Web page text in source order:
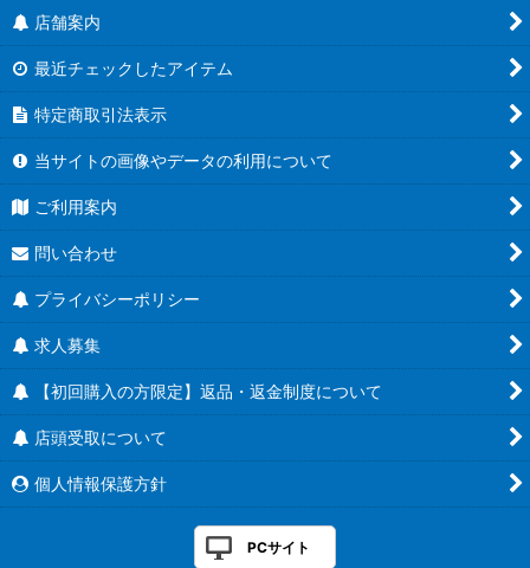
店舗案内
最近チェックしたアイテム
特定商取引法表示
当サイトの画像やデータの利用について
ご利用案内
問い合わせ
プライバシーポリシー
求人募集
【初回購入の方限定】返品・返金制度について
店頭受取について
個人情報保護方針
PCサイト